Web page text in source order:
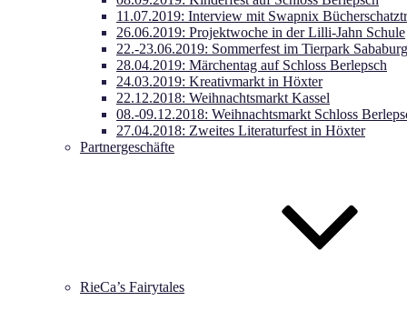
11.07.2019: Interview mit Swapnix
26.06.2019: Projektwoche in der Lilli-Jahn Schule
22.-23.06.2019: Sommerfest im Tierpark Sababurg
28.04.2019: Märchentag auf Schloss Berlepsch
24.03.2019: Kreativmarkt in Höxter
22.12.2018: Weihnachtsmarkt Kassel
08.-09.12.2018: Weihnachtsmarkt Schloss
27.04.2018: Zweites Literaturfest in Höxter
Partnergeschäfte
RieCa’s Fairytales